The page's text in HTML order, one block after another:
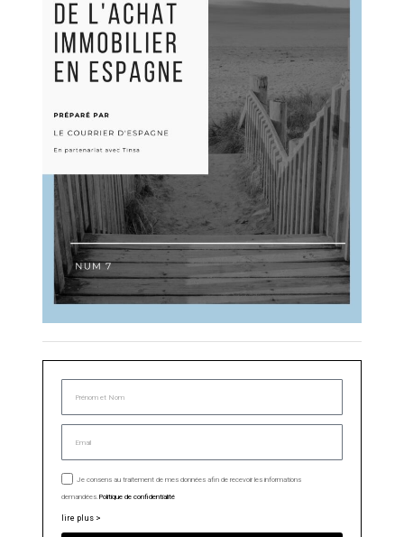
Je consens au traitement de mes données afin de recevoir les informations
demandées.Politique de confidentialité
lire plus >